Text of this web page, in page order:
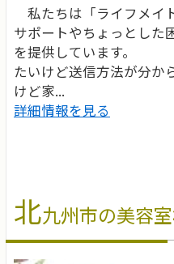
私たちは「ライフメイ
サポートやちょっとした
を提供しています。 「
たいけど送信方法が分か
けど家...
詳細情報を見る
北九州市の美容